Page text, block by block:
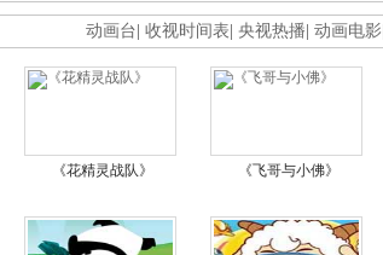
动画台 收视时间表 央视热播 动画电影
《花精灵战队》 《飞哥与小佛》